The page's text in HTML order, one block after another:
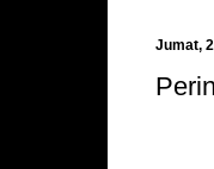
Jumat,